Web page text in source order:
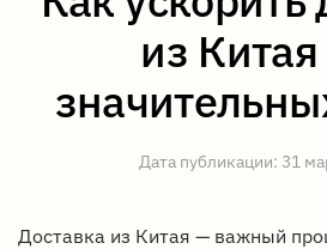
из Китая
Дата публикации: 31
Доставка из Китая — важный